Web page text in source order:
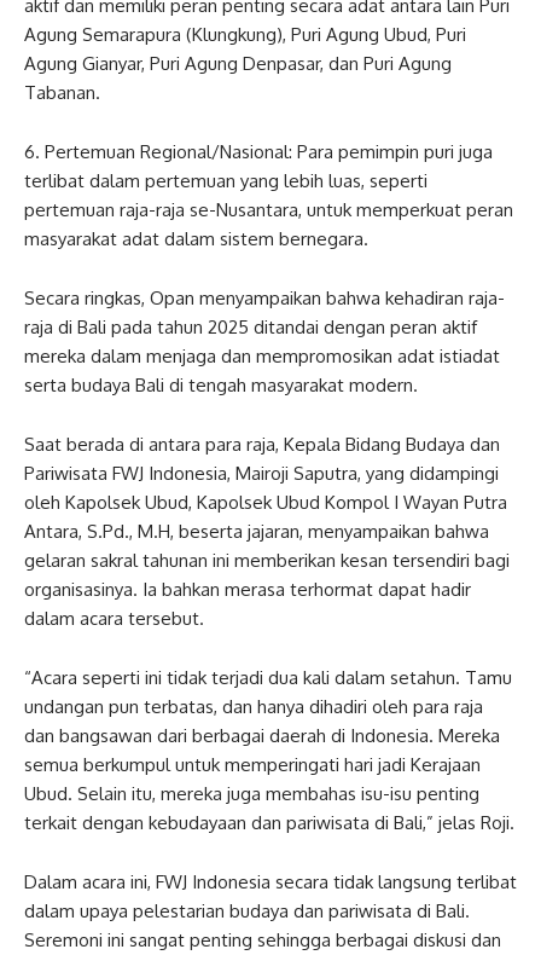
aktif dan memiliki peran penting secara adat antara lain Puri
Agung Semarapura (Klungkung), Puri Agung Ubud, Puri
Agung Gianyar, Puri Agung Denpasar, dan Puri Agung
Tabanan.
6. Pertemuan Regional/Nasional: Para pemimpin puri juga
terlibat dalam pertemuan yang lebih luas, seperti
pertemuan raja-raja se-Nusantara, untuk memperkuat peran
masyarakat adat dalam sistem bernegara.
Secara ringkas, Opan menyampaikan bahwa kehadiran raja-
raja di Bali pada tahun 2025 ditandai dengan peran aktif
mereka dalam menjaga dan mempromosikan adat istiadat
serta budaya Bali di tengah masyarakat modern.
Saat berada di antara para raja, Kepala Bidang Budaya dan
Pariwisata FWJ Indonesia, Mairoji Saputra, yang didampingi
oleh Kapolsek Ubud, Kapolsek Ubud Kompol I Wayan Putra
Antara, S.Pd., M.H, beserta jajaran, menyampaikan bahwa
gelaran sakral tahunan ini memberikan kesan tersendiri bagi
organisasinya. Ia bahkan merasa terhormat dapat hadir
dalam acara tersebut.
“Acara seperti ini tidak terjadi dua kali dalam setahun. Tamu
undangan pun terbatas, dan hanya dihadiri oleh para raja
dan bangsawan dari berbagai daerah di Indonesia. Mereka
semua berkumpul untuk memperingati hari jadi Kerajaan
Ubud. Selain itu, mereka juga membahas isu-isu penting
terkait dengan kebudayaan dan pariwisata di Bali,” jelas Roji.
Dalam acara ini, FWJ Indonesia secara tidak langsung terlibat
dalam upaya pelestarian budaya dan pariwisata di Bali.
Seremoni ini sangat penting sehingga berbagai diskusi dan